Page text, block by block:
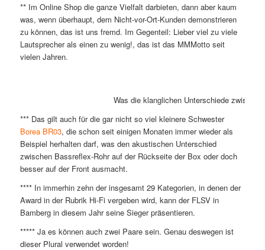
** Im Online Shop die ganze Vielfalt darbieten, dann aber kaum
was, wenn überhaupt, dem Nicht-vor-Ort-Kunden demonstrieren
zu können, das ist uns fremd. Im Gegenteil: Lieber viel zu viele
Lautsprecher als einen zu wenig!, das ist das MMMotto seit
vielen Jahren.
Was die klanglichen Unterschiede
*** Das gilt auch für die gar nicht so viel kleinere Schwester
Borea BR03, die schon seit einigen Monaten immer wieder als
Beispiel herhalten darf, was den akustischen Unterschied
zwischen Bassreflex-Rohr auf der Rückseite der Box oder doch
besser auf der Front ausmacht.
**** In immerhin zehn der insgesamt 29 Kategorien, in denen der
Award in der Rubrik Hi-Fi vergeben wird, kann der FLSV in
Bamberg in diesem Jahr seine Sieger präsentieren.
***** Ja es können auch zwei Paare sein. Genau deswegen ist
dieser Plural verwendet worden!